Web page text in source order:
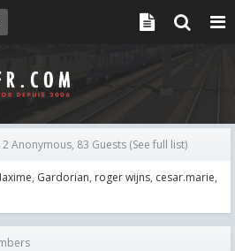
Anonymous, 83 Guests (See full list)
Gardorian roger wijns cesar.marie